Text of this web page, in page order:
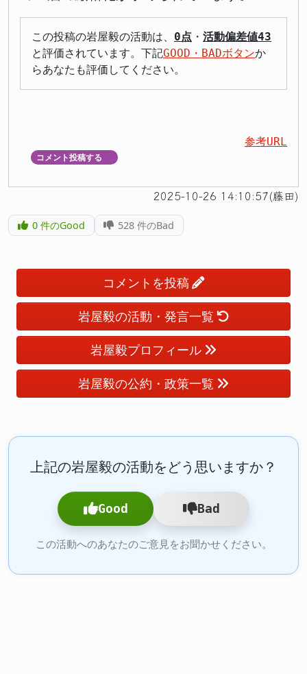
この投稿の岩屋毅の活動は、 0点 ・ 活動偏差値43
と評価されています。下記GOOD・BADボタンか
らあなたも評価してください。
参考URL
コメント投稿する
2025-10-26 14:10:57(藤田)
0件のGood 528 件のBad
コメントを投稿
岩屋毅の活動・発言一覧
岩屋毅プロフィール
岩屋毅の公約・政策一覧
上記の岩屋毅の活動をどう思いますか？
Good Bad
この活動へのあなたのご意見をお聞かせください。